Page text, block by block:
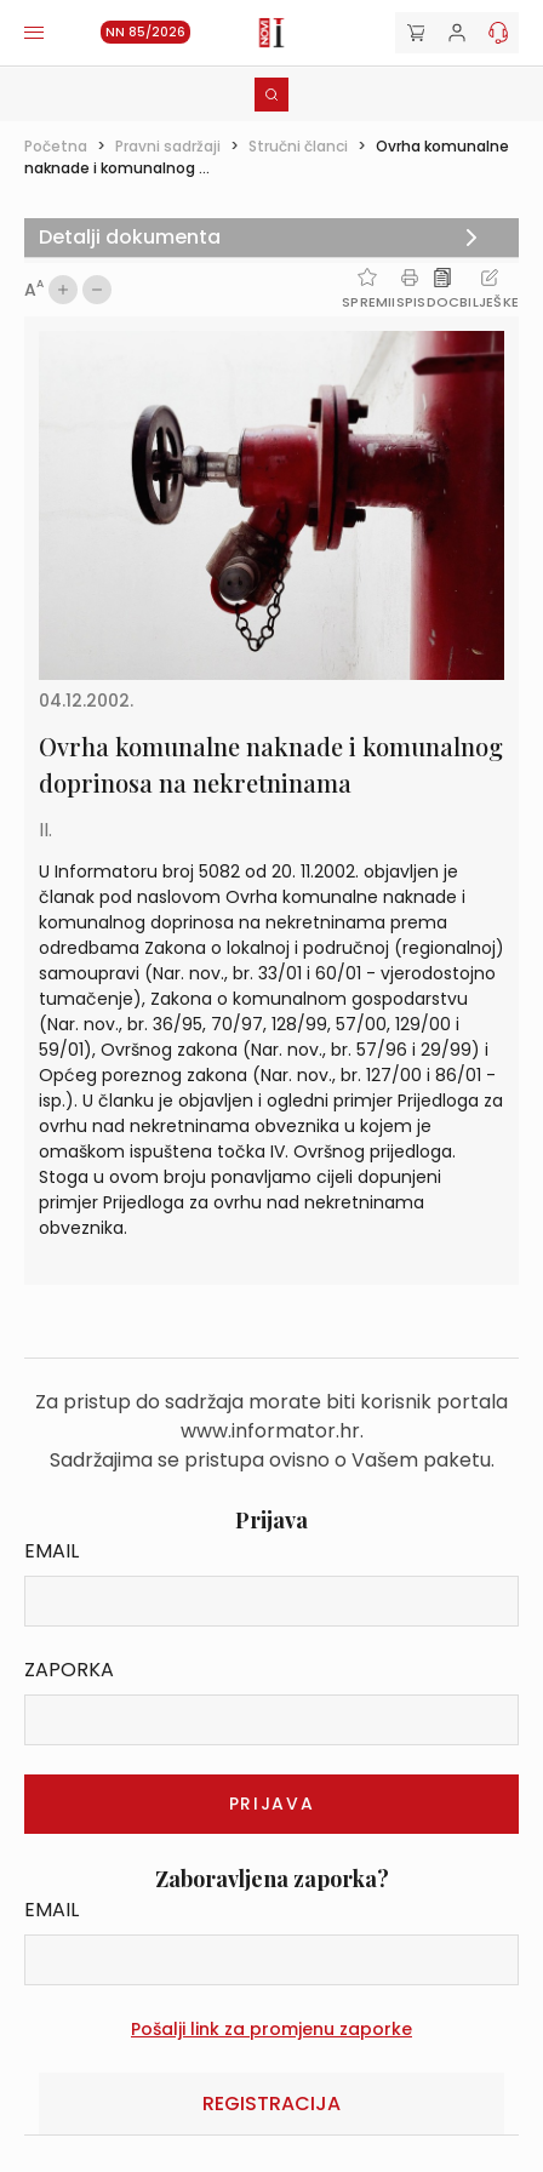
NN 85/2026
Početna > Pravni sadržaji > Stručni članci > Ovrha komunalne
naknade i komunalnog ...
AA
SPREMIISPISDOCBILJEŠKE
04.12.2002.
Ovrha komunalne naknade i komunalnog
doprinosa na nekretninama
II.
U Informatoru broj 5082 od 20. 11.2002. objavljen je
članak pod naslovom Ovrha komunalne naknade i
komunalnog doprinosa na nekretninama prema
odredbama Zakona o lokalnoj i područnoj (regionalnoj)
samoupravi (Nar. nov., br. 33/01 i 60/01 - vjerodostojno
tumačenje), Zakona o komunalnom gospodarstvu
(Nar. nov., br. 36/95, 70/97, 128/99, 57/00, 129/00 i
59/01), Ovršnog zakona (Nar. nov., br. 57/96 i 29/99) i
Općeg poreznog zakona (Nar. nov., br. 127/00 i 86/01 -
isp.). U članku je objavljen i ogledni primjer Prijedloga za
ovrhu nad nekretninama obveznika u kojem je
omaškom ispuštena točka IV. Ovršnog prijedloga.
Stoga u ovom broju ponavljamo cijeli dopunjeni
primjer Prijedloga za ovrhu nad nekretninama
obveznika.
Za pristup do sadržaja morate biti korisnik portala
www.informator.hr.
Sadržajima se pristupa ovisno o Vašem paketu.
Prijava
EMAIL
ZAPORKA
Zaboravljena zaporka?
EMAIL
REGISTRACIJA
Detalji dokumenta